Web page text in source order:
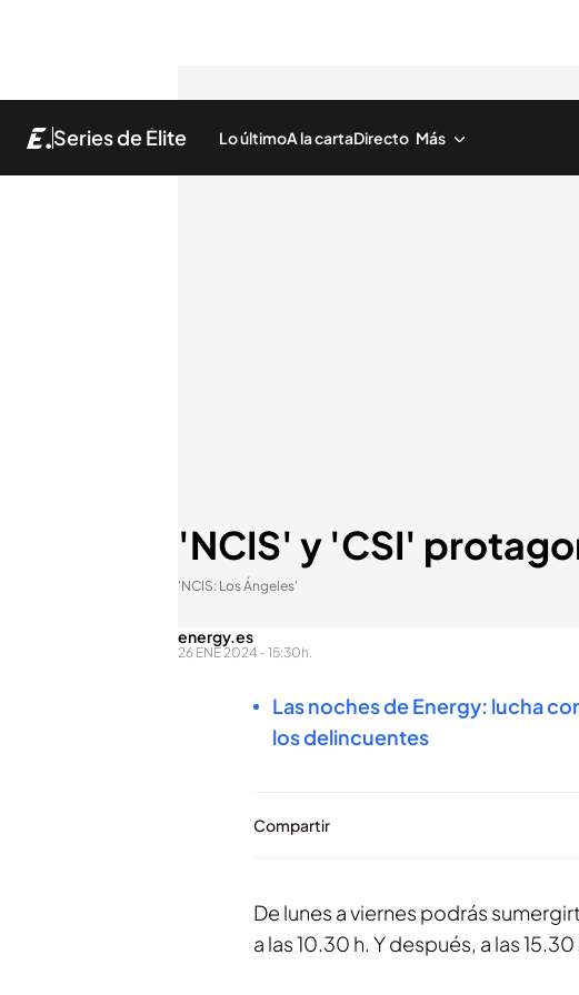
Series de Élite Lo últimoA la cartaDirecto Más
'NCIS' y 'CSI'
'NCIS: Los Ángeles'
energy.es
26 ENE 2024 - 15:30h.
Las noches de Energy: lucha
los delincuentes
Compartir
De lunes a viernes podrás
a las 10.30 h. Y después, a las